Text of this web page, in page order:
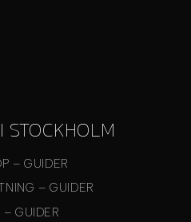
STOCKHOLM
– GUIDER
– GUIDER
– GUIDER